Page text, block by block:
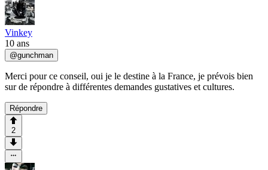
Vinkey
10 ans
@gunchman
Merci pour ce conseil, oui je le destine à la France, je prévois bien
sur de répondre à différentes demandes gustatives et cultures.
Répondre
2